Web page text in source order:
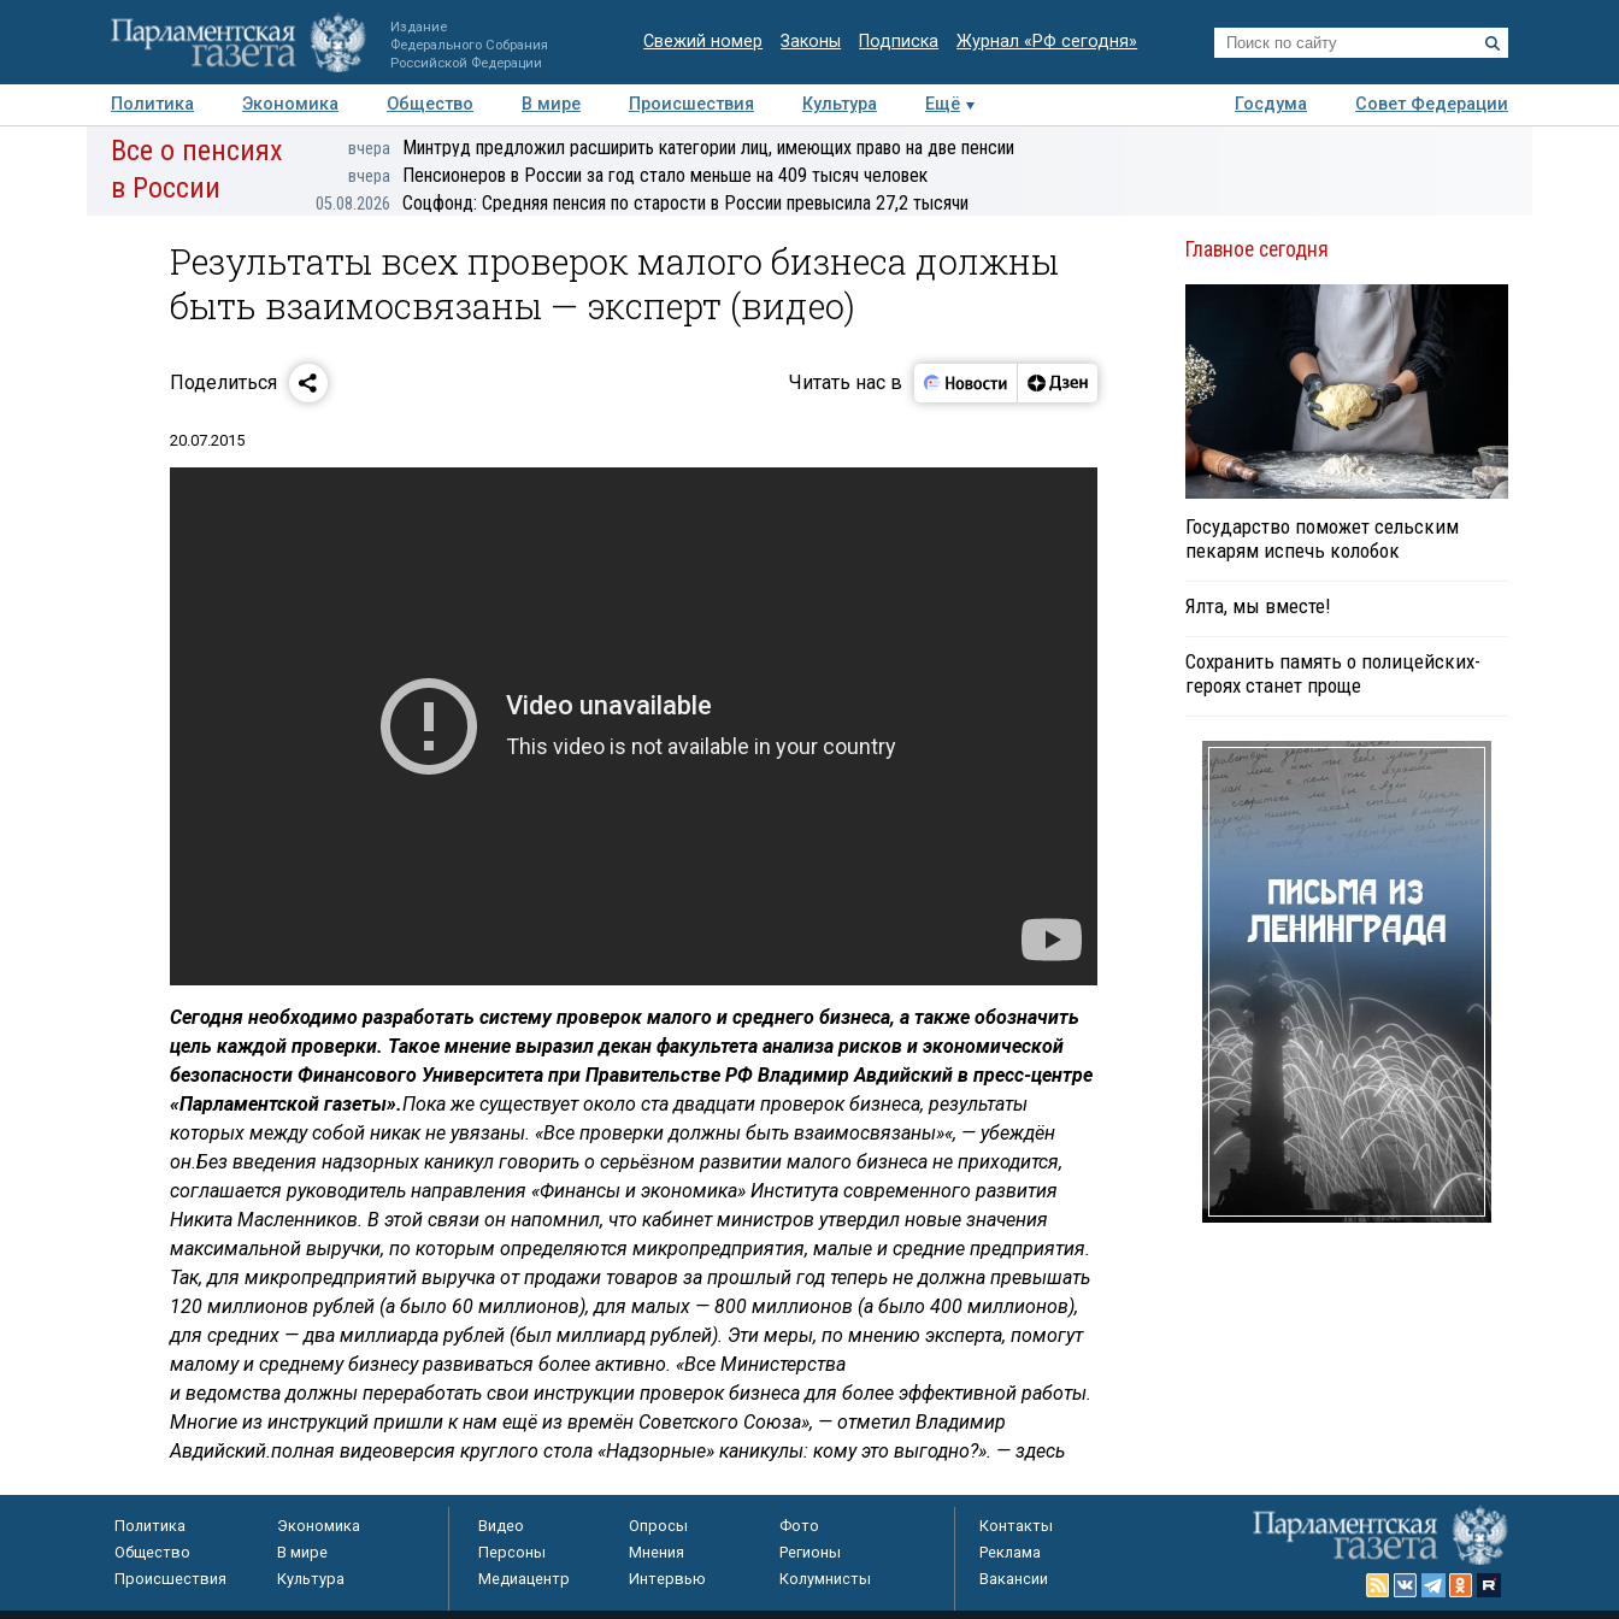
Издание
Федерального Собрания
Российской Федерации
Свежий номер Законы Подписка Журнал «РФ сегодня»
Политика Экономика Общество В мире Происшествия Культура Ещё Госдума
Совет Федерации
Авторы Персоны Мнения Регионы Медиацентр Интервью Колумнисты
Деловая
Все о пенсиях
в России
вчера Минтруд предложил расширить категории лиц, имеющих право на две пенсии
вчера Пенсионеров в России за год стало меньше на 409 тысяч человек
05.08.2026 Соцфонд: Средняя пенсия по старости в России превысила 27,2 тысячи
Результаты всех проверок малого бизнеса должны
быть взаимосвязаны — эксперт (видео)
Поделиться Читать нас в
20.07.2015
Сегодня необходимо разработать систему проверок малого и среднего бизнеса, а также обозначить
цель каждой проверки. Такое мнение выразил декан факультета анализа рисков и экономической
безопасности Финансового Университета при Правительстве РФ Владимир Авдийский в пресс-центре
«Парламентской газеты».Пока же существует около ста двадцати проверок бизнеса, результаты
которых между собой никак не увязаны. «Все проверки должны быть взаимосвязаны»«, — убеждён
он.Без введения надзорных каникул говорить о серьёзном развитии малого бизнеса не приходится,
соглашается руководитель направления «Финансы и экономика» Института современного развития
Никита Масленников. В этой связи он напомнил, что кабинет министров утвердил новые значения
максимальной выручки, по которым определяются микропредприятия, малые и средние предприятия.
Так, для микропредприятий выручка от продажи товаров за прошлый год теперь не должна превышать
120 миллионов рублей (а было 60 миллионов), для малых — 800 миллионов (а было 400 миллионов),
для средних — два миллиарда рублей (был миллиард рублей). Эти меры, по мнению эксперта, помогут
малому и среднему бизнесу развиваться более активно. «Все Министерства
и ведомства должны переработать свои инструкции проверок бизнеса для более эффективной работы.
Многие из инструкций пришли к нам ещё из времён Советского Союза», — отметил Владимир
Авдийский.полная видеоверсия круглого стола «Надзорные» каникулы: кому это выгодно?». — здесь
Главное сегодня
Государство поможет сельским
пекарям испечь колобок
Ялта, мы вместе!
Сохранить память о полицейских-
героях станет проще
Политика
Экономика
Общество
В мире
Происшествия
Культура
Видео Опросы
Фото
Персоны
Мнения
Регионы
Медиацентр
Интервью Колумнисты
Контакты
Реклама
Вакансии